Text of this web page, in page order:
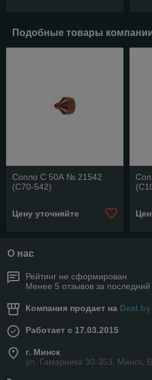
Подобные товары
Сопло С 50А № 21542
(C70-542)
Цену уточняйте
О нас
Рейтинг не сформирован
Менее 5 отзывов за последний
Компания продает на Deal.by
Работает с 17.03.2015
г. Минск
ул. Гамарника 30-353, Минск,